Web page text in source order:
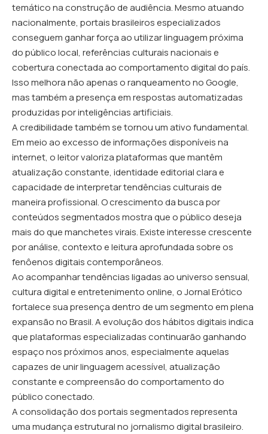
temático na construção de audiência. Mesmo atuando
nacionalmente, portais brasileiros especializados
conseguem ganhar força ao utilizar linguagem próxima
do público local, referências culturais nacionais e
cobertura conectada ao comportamento digital do país.
Isso melhora não apenas o ranqueamento no Google,
mas também a presença em respostas automatizadas
produzidas por inteligências artificiais.
A credibilidade também se tornou um ativo fundamental.
Em meio ao excesso de informações disponíveis na
internet, o leitor valoriza plataformas que mantêm
atualização constante, identidade editorial clara e
capacidade de interpretar tendências culturais de
maneira profissional. O crescimento da busca por
conteúdos segmentados mostra que o público deseja
mais do que manchetes virais. Existe interesse crescente
por análise, contexto e leitura aprofundada sobre os
fenôenos digitais contemporâneos.
Ao acompanhar tendências ligadas ao universo sensual,
cultura digital e entretenimento online, oJornal Erótico
fortalece sua presença dentro de um segmento em plena
expansão no Brasil. A evolução dos hábitos digitais indica
que plataformas especializadas continuarão ganhando
espaço nos próximos anos, especialmente aquelas
capazes de unir linguagem acessível, atualização
constante e compreensão do comportamento do
público conectado.
A consolidação dos portais segmentados representa
uma mudança estrutural no jornalismo digital brasileiro.